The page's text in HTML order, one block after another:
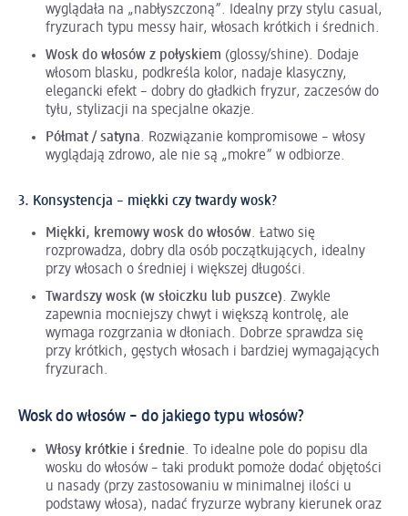
wyglądała na „nabłyszczoną”. Idealny przy stylu casual,
fryzurach typu messy hair, włosach krótkich i średnich.
Wosk do włosów z połyskiem (glossy/shine). Dodaje
włosom blasku, podkreśla kolor, nadaje klasyczny,
elegancki efekt – dobry do gładkich fryzur, zaczesów do
tyłu, stylizacji na specjalne okazje.
Półmat / satyna. Rozwiązanie kompromisowe – włosy
wyglądają zdrowo, ale nie są „mokre” w odbiorze.
3. Konsystencja – miękki czy twardy wosk?
Miękki, kremowy wosk do włosów. Łatwo się
rozprowadza, dobry dla osób początkujących, idealny
przy włosach o średniej i większej długości.
Twardszy wosk (w słoiczku lub puszce). Zwykle
zapewnia mocniejszy chwyt i większą kontrolę, ale
wymaga rozgrzania w dłoniach. Dobrze sprawdza się
przy krótkich, gęstych włosach i bardziej wymagających
fryzurach.
Wosk do włosów – do jakiego typu włosów?
Włosy krótkie i średnie. To idealne pole do popisu dla
wosku do włosów – taki produkt pomoże dodać objętości
u nasady (przy zastosowaniu w minimalnej ilości u
podstawy włosa), nadać fryzurze wybrany kierunek oraz